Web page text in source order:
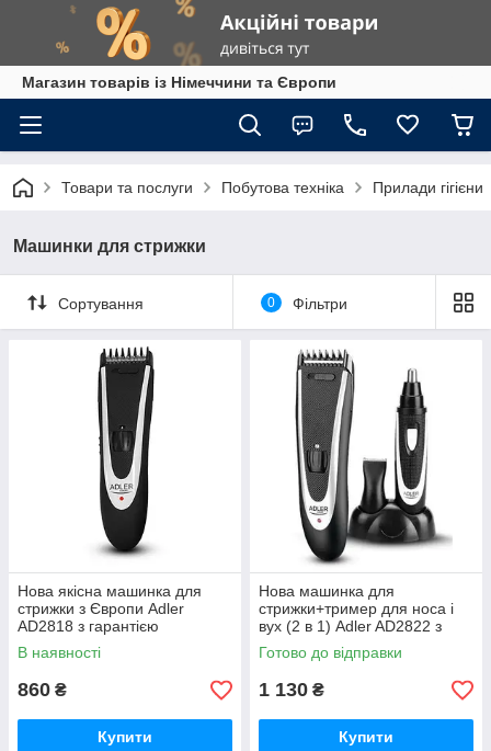
Магазин товарів із Німеччини та Європи
Товари та послуги Побутова техніка Прилади гігієни
Машинки для стрижки
Сортування 0 Фільтри
Нова якісна машинка для
стрижки з Європи Adler
AD2818 з гарантією
В наявності
860 ₴
Купити
Нова машинка для
стрижки+тример для носа і
вух (2 в 1) Adler AD2822 з
Європи з гарантією
Готово до відправки
1 130 ₴
Купити